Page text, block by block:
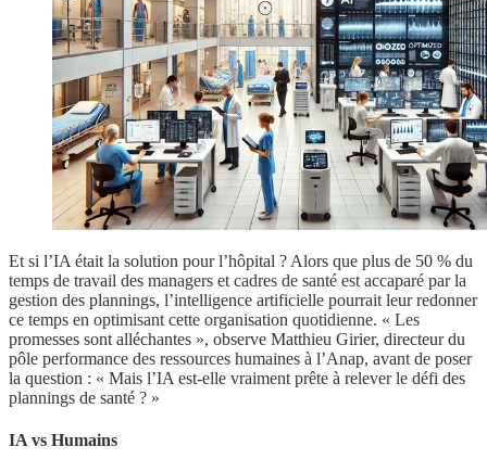
Et si l’IA était la solution pour l’hôpital ? Alors que plus de 50 % du
temps de travail des managers et cadres de santé est accaparé par la
gestion des plannings, l’intelligence artificielle pourrait leur redonner
ce temps en optimisant cette organisation quotidienne. « Les
promesses sont alléchantes », observe Matthieu Girier, directeur du
pôle performance des ressources humaines à l’Anap, avant de poser
la question : « Mais l’IA est-elle vraiment prête à relever le défi des
plannings de santé ? »
IA vs Humains